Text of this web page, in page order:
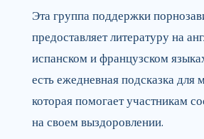
Эта группа поддержки
предоставляет литературу на
испанском и французском
есть ежедневная подсказка для
которая помогает участникам
на своем выздоровлении.